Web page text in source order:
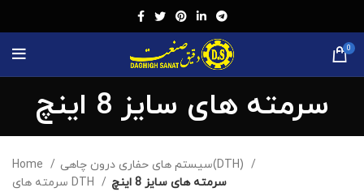
0
سرمته های سایز 8 اینچ
Home
سیستم های حفاری درون چاهی(DTH)
سرمته های DTH
سرمته های سایز 8 اینچ